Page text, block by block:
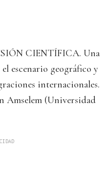
CIENTÍFICA. Una
escenario geográfico y
internacionales.
Amselem (Universidad